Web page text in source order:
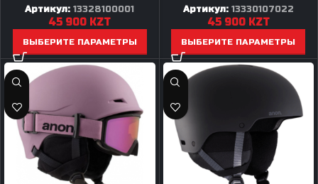
Артикул:13328100001
45 900 KZT
ВЫБЕРИТЕ ПАРАМЕТРЫ
Артикул: 13330107022
45 900 KZT
ВЫБЕРИТЕ ПАРАМЕТРЫ